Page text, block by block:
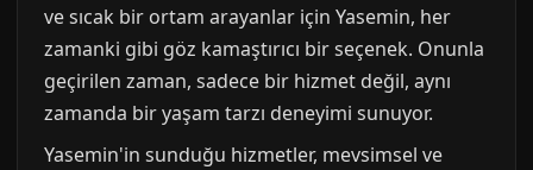
ve sıcak bir ortam arayanlar için Yasemin, her
zamanki gibi göz kamaştırıcı bir seçenek. Onunla
geçirilen zaman, sadece bir hizmet değil, aynı
zamanda bir yaşam tarzı deneyimi sunuyor.
Yasemin'in sunduğu hizmetler, mevsimsel ve